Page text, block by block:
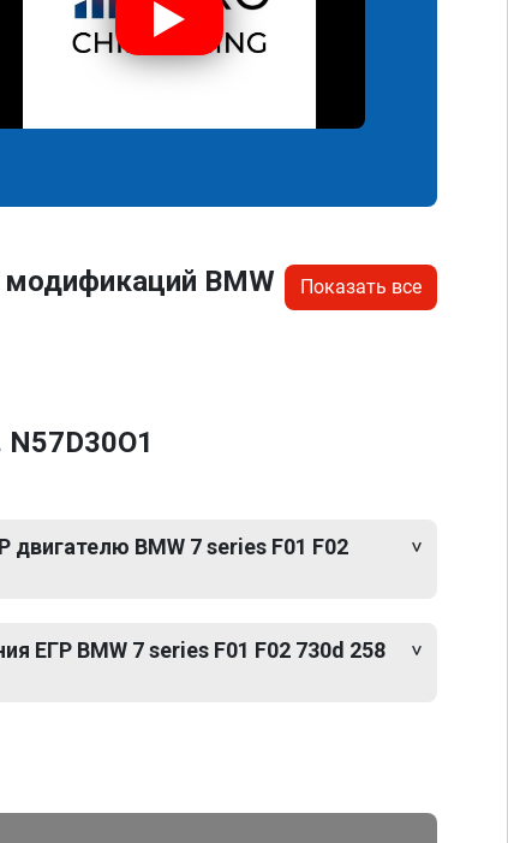
BMW
Показать все
BMW 7 series F01 F02
ЕГР BMW 7 series F01 F02 730d 258